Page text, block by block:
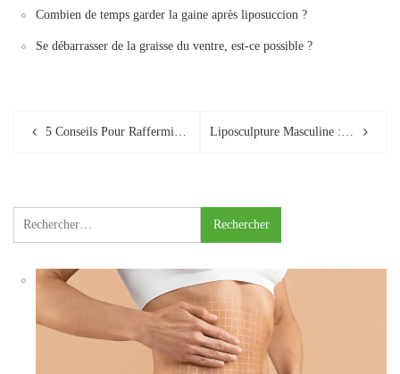
Combien de temps garder la gaine après liposuccion ?
Se débarrasser de la graisse du ventre, est-ce possible ?
Post
5 Conseils Pour Raffermir Votre Peau Après Une Liposuccion Liposculpture Masculine : Quand Vous N’aimez Pas Vos Poignées D’amour
Rechercher :